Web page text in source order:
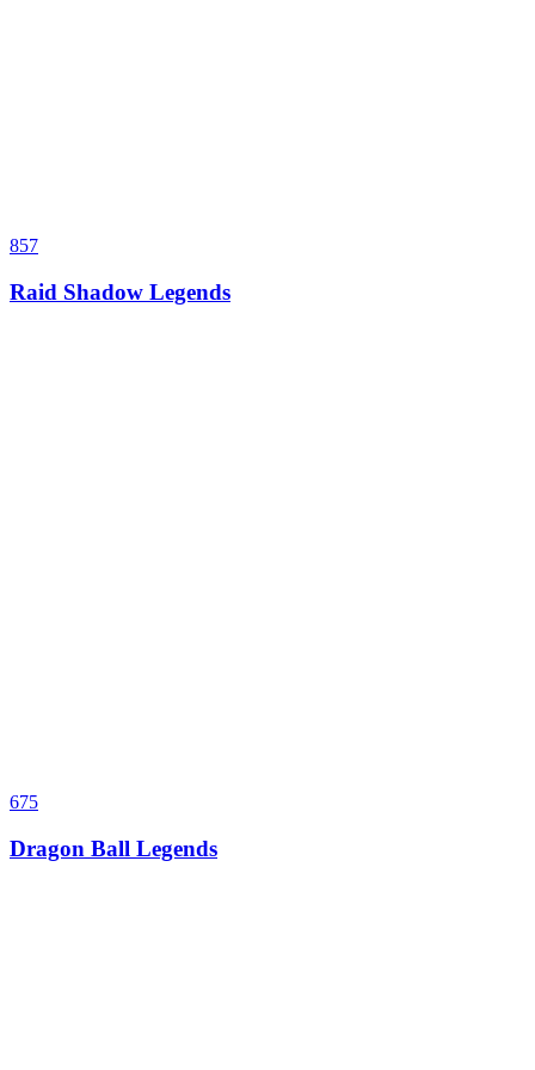
857
Raid Shadow Legends
675
Dragon Ball Legends